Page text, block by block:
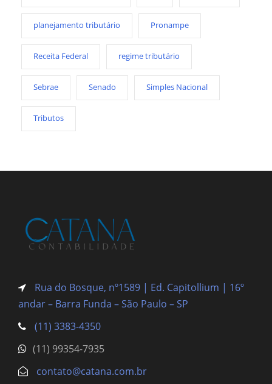
planejamento tributário Pronampe
Receita Federal regime tributário
Sebrae Senado Simples Nacional
Tributos
Rua do Bosque, nº1589 | Ed. Capitollium | 16º
andar – Barra Funda – São Paulo – SP
(11) 3383-4350
(11) 99354-7935
contato@catana.com.br